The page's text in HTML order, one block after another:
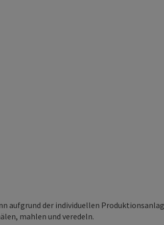
aufgrund der individuellen
mahlen und veredeln.